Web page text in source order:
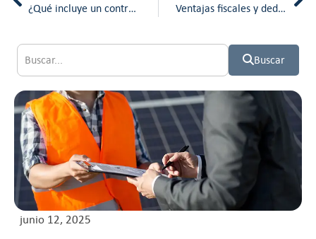
¿Qué incluye un contrato de mantenimiento solar y por qué es clave para tu inversión? Ventajas fiscales y deducciones por adoptar energía solar en México
Buscar
junio 12, 2025